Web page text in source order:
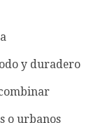
y duradero
o urbanos